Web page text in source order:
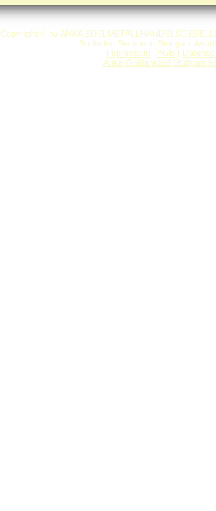
Copyright © by ANKA
So finden Sie uns in Stuttgart:
Impressum| AGB|
Anka Goldankauf Stuttgart